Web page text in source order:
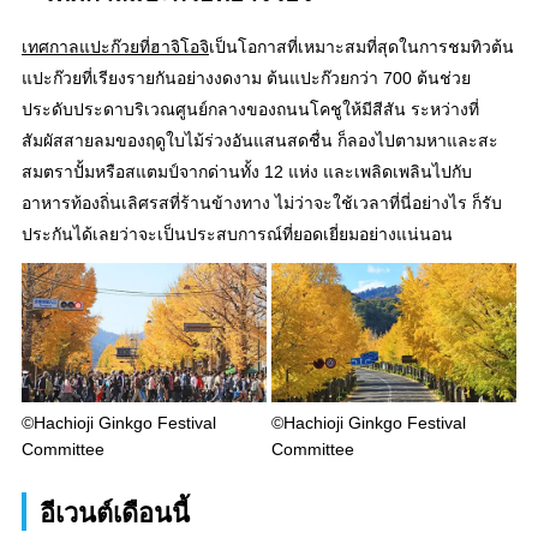
เทศกาลแปะก๊วยที่ฮาจิโอจิเป็นโอกาสที่เหมาะสมที่สุดในการชมทิวต้น
แปะก๊วยที่เรียงรายกันอย่างงดงาม ต้นแปะก๊วยกว่า 700 ต้นช่วย
ประดับประดาบริเวณศูนย์กลางของถนนโคชูให้มีสีสัน ระหว่างที่
สัมผัสสายลมของฤดูใบไม้ร่วงอันแสนสดชื่น ก็ลองไปตามหาและสะ
สมตราปั้มหรือสแตมป์จากด่านทั้ง 12 แห่ง และเพลิดเพลินไปกับ
อาหารท้องถิ่นเลิศรสที่ร้านข้างทาง ไม่ว่าจะใช้เวลาที่นี่อย่างไร ก็รับ
ประกันได้เลยว่าจะเป็นประสบการณ์ที่ยอดเยี่ยมอย่างแน่นอน
©Hachioji Ginkgo Festival
Committee
©Hachioji Ginkgo Festival
Committee
อีเวนต์เดือนนี้